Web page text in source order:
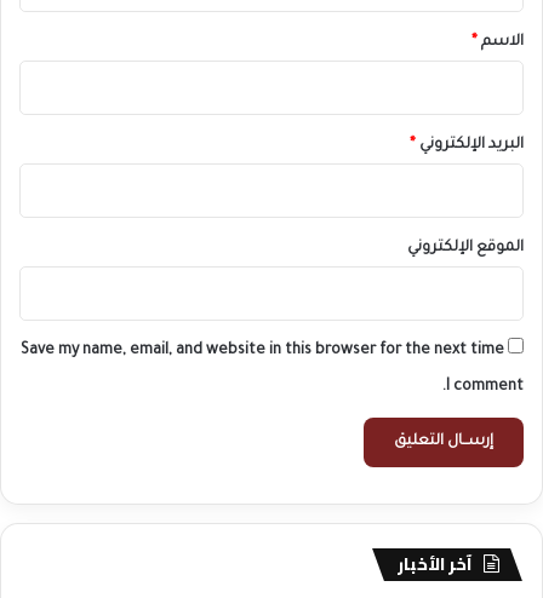
*
الاسم *
البريد الإلكتروني *
الموقع الإلكتروني
Save my name, email, and website in this browser for the next time
I comment.
آخر الأخبار